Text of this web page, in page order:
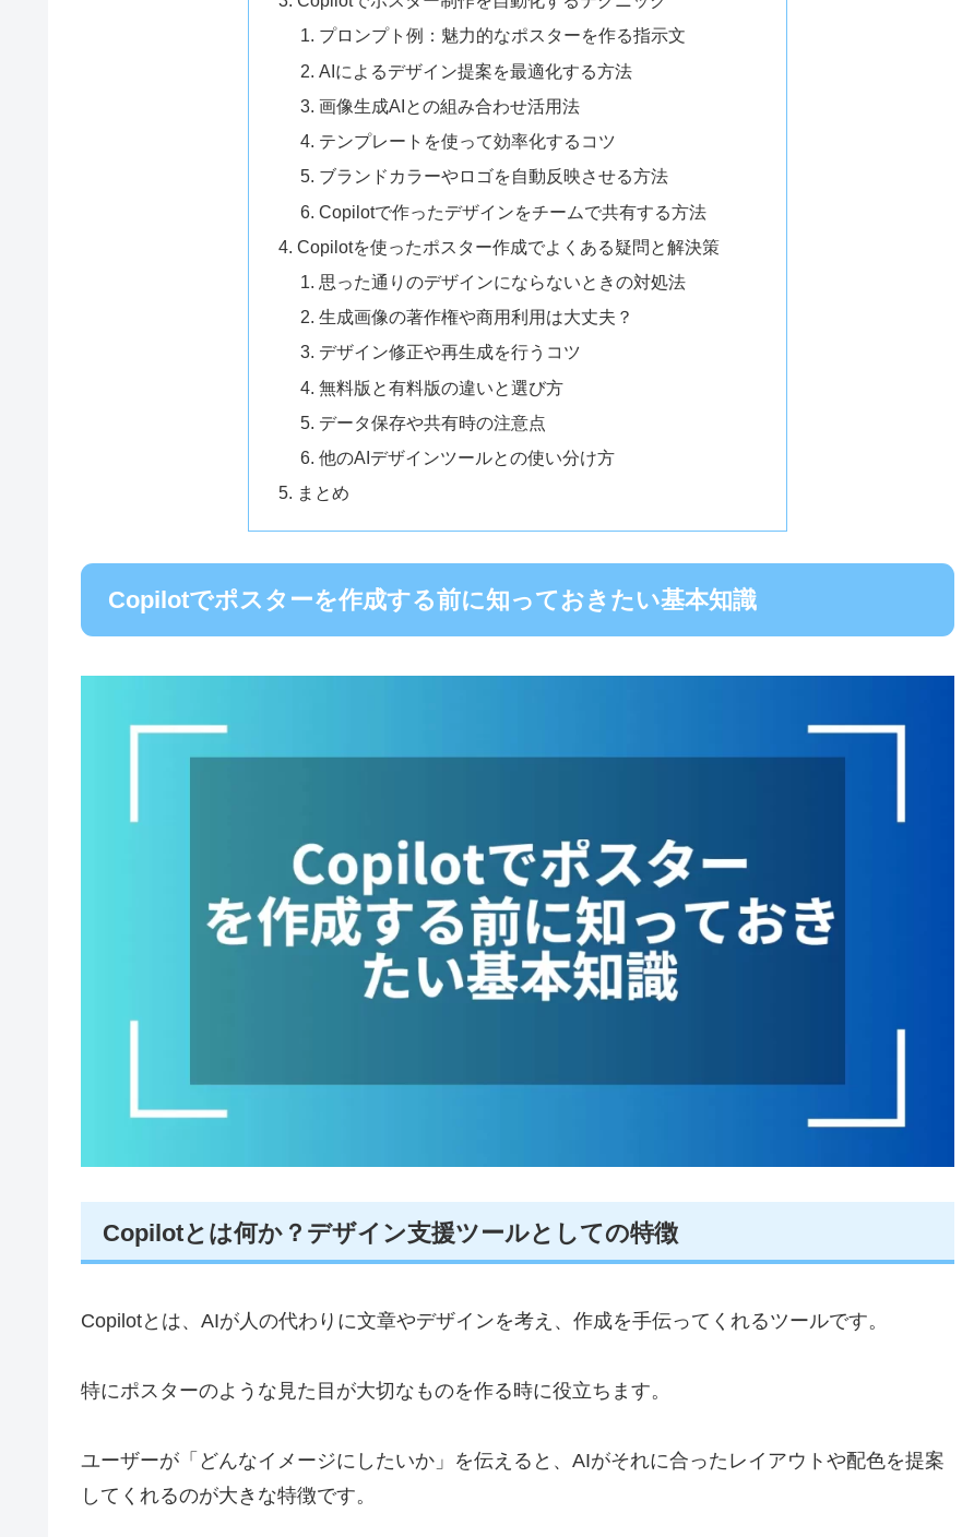
プロンプト例：魅力的なポスターを作る指示文
AIによるデザイン提案を最適化する方法
画像生成AIとの組み合わせ活用法
テンプレートを使って効率化するコツ
ブランドカラーやロゴを自動反映させる方法
Copilotで作ったデザインをチームで共有する方法
Copilotを使ったポスター作成でよくある疑問と解決策
思った通りのデザインにならないときの対処法
生成画像の著作権や商用利用は大丈夫？
デザイン修正や再生成を行うコツ
無料版と有料版の違いと選び方
データ保存や共有時の注意点
他のAIデザインツールとの使い分け方
まとめ
Copilotでポスターを作成する前に知っておきたい基本知識
Copilotとは何か？デザイン支援ツールとしての特徴
Copilotとは、AIが人の代わりに文章やデザインを考え、作成を手伝ってくれるツールです。
特にポスターのような見た目が大切なものを作る時に役立ちます。
ユーザーが「どんなイメージにしたいか」を伝えると、AIがそれに合ったレイアウトや配色を提案
してくれるのが大きな特徴です。